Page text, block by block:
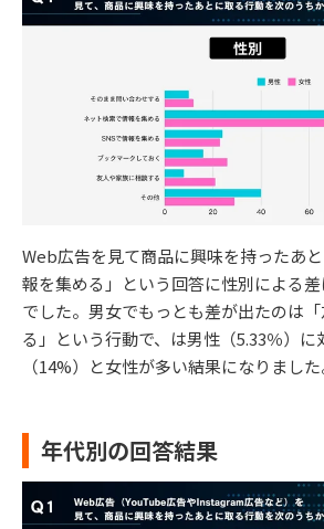
Web広告を見て商品に興味を持ったあ
報を集める」という回答に性別による
でした。男女でもっとも差が出たのは
る」という行動で、は男性（5.33％）に
（14%）と女性が多い結果になりました
年代別の回答結果